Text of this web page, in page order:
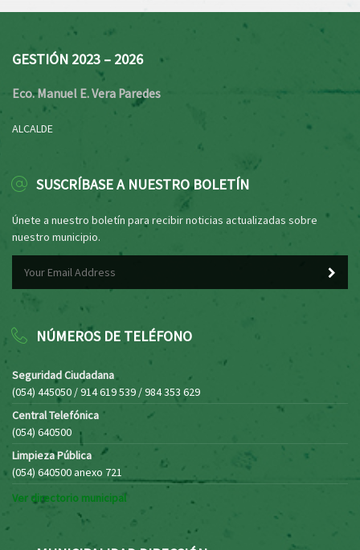
GESTIÓN 2023 – 2026
Eco. Manuel E. Vera Paredes
ALCALDE
SUSCRÍBASE A NUESTRO BOLETÍN
Únete a nuestro boletín para recibir noticias actualizadas sobre
nuestro municipio.
NÚMEROS DE TELÉFONO
Seguridad Ciudadana
(054) 445050 / 914 619 539 / 984 353 629
Central Telefónica
(054) 640500
Limpieza Pública
(054) 640500 anexo 721
Ver directorio municipal